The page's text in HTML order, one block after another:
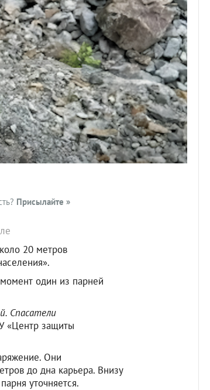
Присылайте »
20 метров
один из парней
Спасатели
«Центр защиты
Они
до дна карьера. Внизу
уточняется.